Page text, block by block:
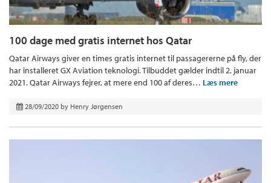
100 dage med gratis internet hos Qatar
Qatar Airways giver en times gratis internet til passagererne på fly, der
har installeret GX Aviation teknologi. Tilbuddet gælder indtil 2. januar
2021. Qatar Airways fejrer, at mere end 100 af deres… Læs mere
28/09/2020 by Henry Jørgensen